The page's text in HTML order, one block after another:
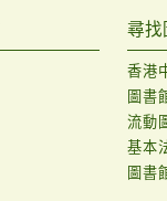
尋找
香港
圖書
流動
基本
圖書